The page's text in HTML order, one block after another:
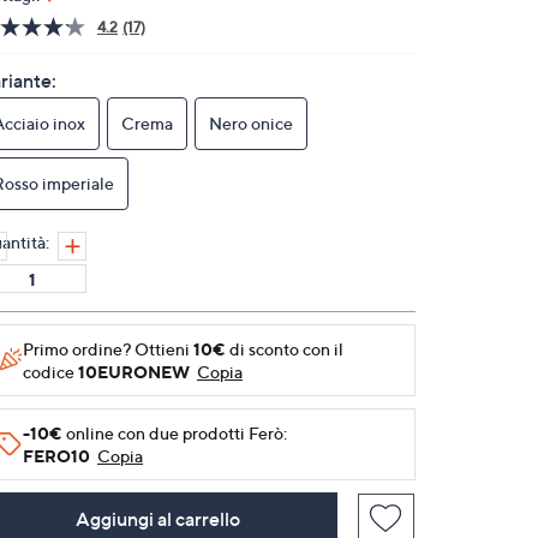
4.2 Leggi
Stesso
link
alla
pagina.
(17)
inox Crema Nero onice
imperiale
Primo ordine? Ottieni 10€ di sconto con il
codice10EURONEW Copia
-10€ online con due prodotti Ferò:
FERO10 Copia
Aggiungi al carrello